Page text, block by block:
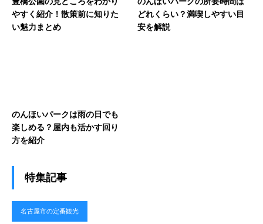
やすく紹介！散策前に知りた
い魅力まとめ
どれくらい？満喫しやすい目
安を解説
のんほいパークは雨の日でも
楽しめる？屋内も活かす回り
方を紹介
特集記事
名古屋市の定番観光